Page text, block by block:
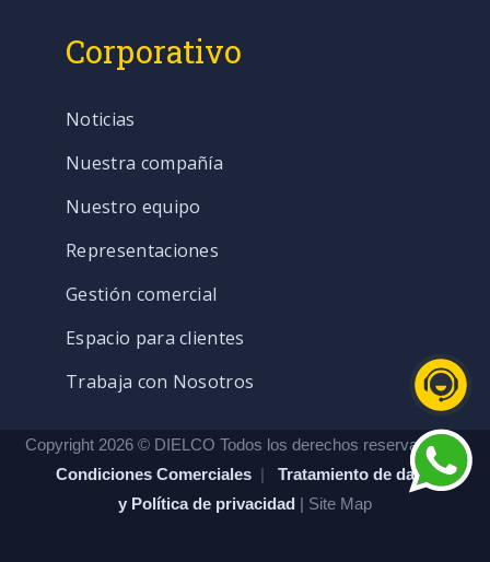
Corporativo
Noticias
Nuestra compañía
Nuestro equipo
Representaciones
Gestión comercial
Espacio para clientes
Trabaja con Nosotros
Copyright 2026 © DIELCO Todos los derechos reservados. |
Condiciones Comerciales | Tratamiento de datos
y Política de privacidad | Site Map